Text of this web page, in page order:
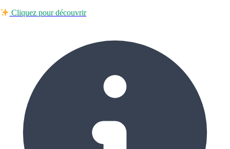
Cliquez pour découvrir